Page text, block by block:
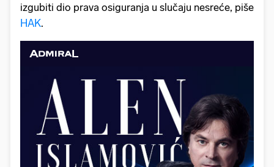
izgubiti dio prava osiguranja u slučaju nesreće, piše
HAK.